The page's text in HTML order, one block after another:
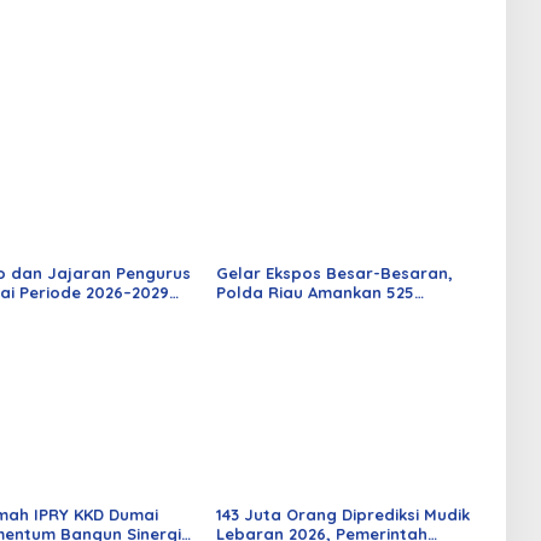
dan Jajaran Pengurus
Periode 2026–2029
Gelar Ekspos Besar-Besaran,
Polda Riau Amankan 525
IPRY KKD Dumai
Bangun Sinergi
143 Juta Orang Diprediksi Mudik
Lebaran 2026, Pemerintah